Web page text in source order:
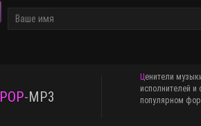
POP-MP3
Ценители музыки знают, что pop-mp3.ru это медиаплатформа для меломанов, желающих добавить в свои плейслисты свежие сборники и альбомы различных
исполнителей и
популярном